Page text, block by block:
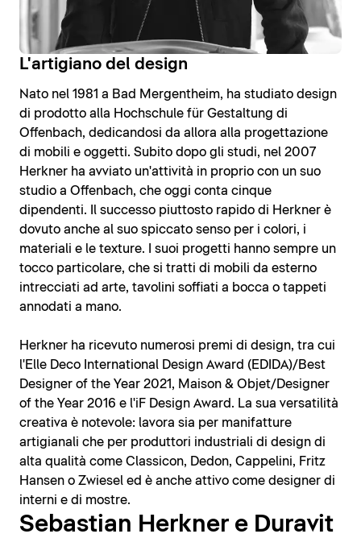
L'artigiano del design
Nato nel 1981 a Bad Mergentheim, ha studiato design
di prodotto alla Hochschule für Gestaltung di
Offenbach, dedicandosi da allora alla progettazione
di mobili e oggetti. Subito dopo gli studi, nel 2007
Herkner ha avviato un'attività in proprio con un suo
studio a Offenbach, che oggi conta cinque
dipendenti. Il successo piuttosto rapido di Herkner è
dovuto anche al suo spiccato senso per i colori, i
materiali e le texture. I suoi progetti hanno sempre un
tocco particolare, che si tratti di mobili da esterno
intrecciati ad arte, tavolini soffiati a bocca o tappeti
annodati a mano.
Herkner ha ricevuto numerosi premi di design, tra cui
l'Elle Deco International Design Award (EDIDA)/Best
Designer of the Year 2021, Maison & Objet/Designer
of the Year 2016 e l'iF Design Award. La sua versatilità
creativa è notevole: lavora sia per manifatture
artigianali che per produttori industriali di design di
alta qualità come Classicon, Dedon, Cappelini, Fritz
Hansen o Zwiesel ed è anche attivo come designer di
interni e di mostre.
Sebastian Herkner e Duravit